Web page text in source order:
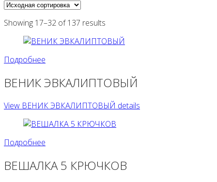
Showing 17–32 of 137 results
Подробнее
ВЕНИК ЭВКАЛИПТОВЫЙ
View ВЕНИК ЭВКАЛИПТОВЫЙ details
Подробнее
ВЕШАЛКА 5 КРЮЧКОВ